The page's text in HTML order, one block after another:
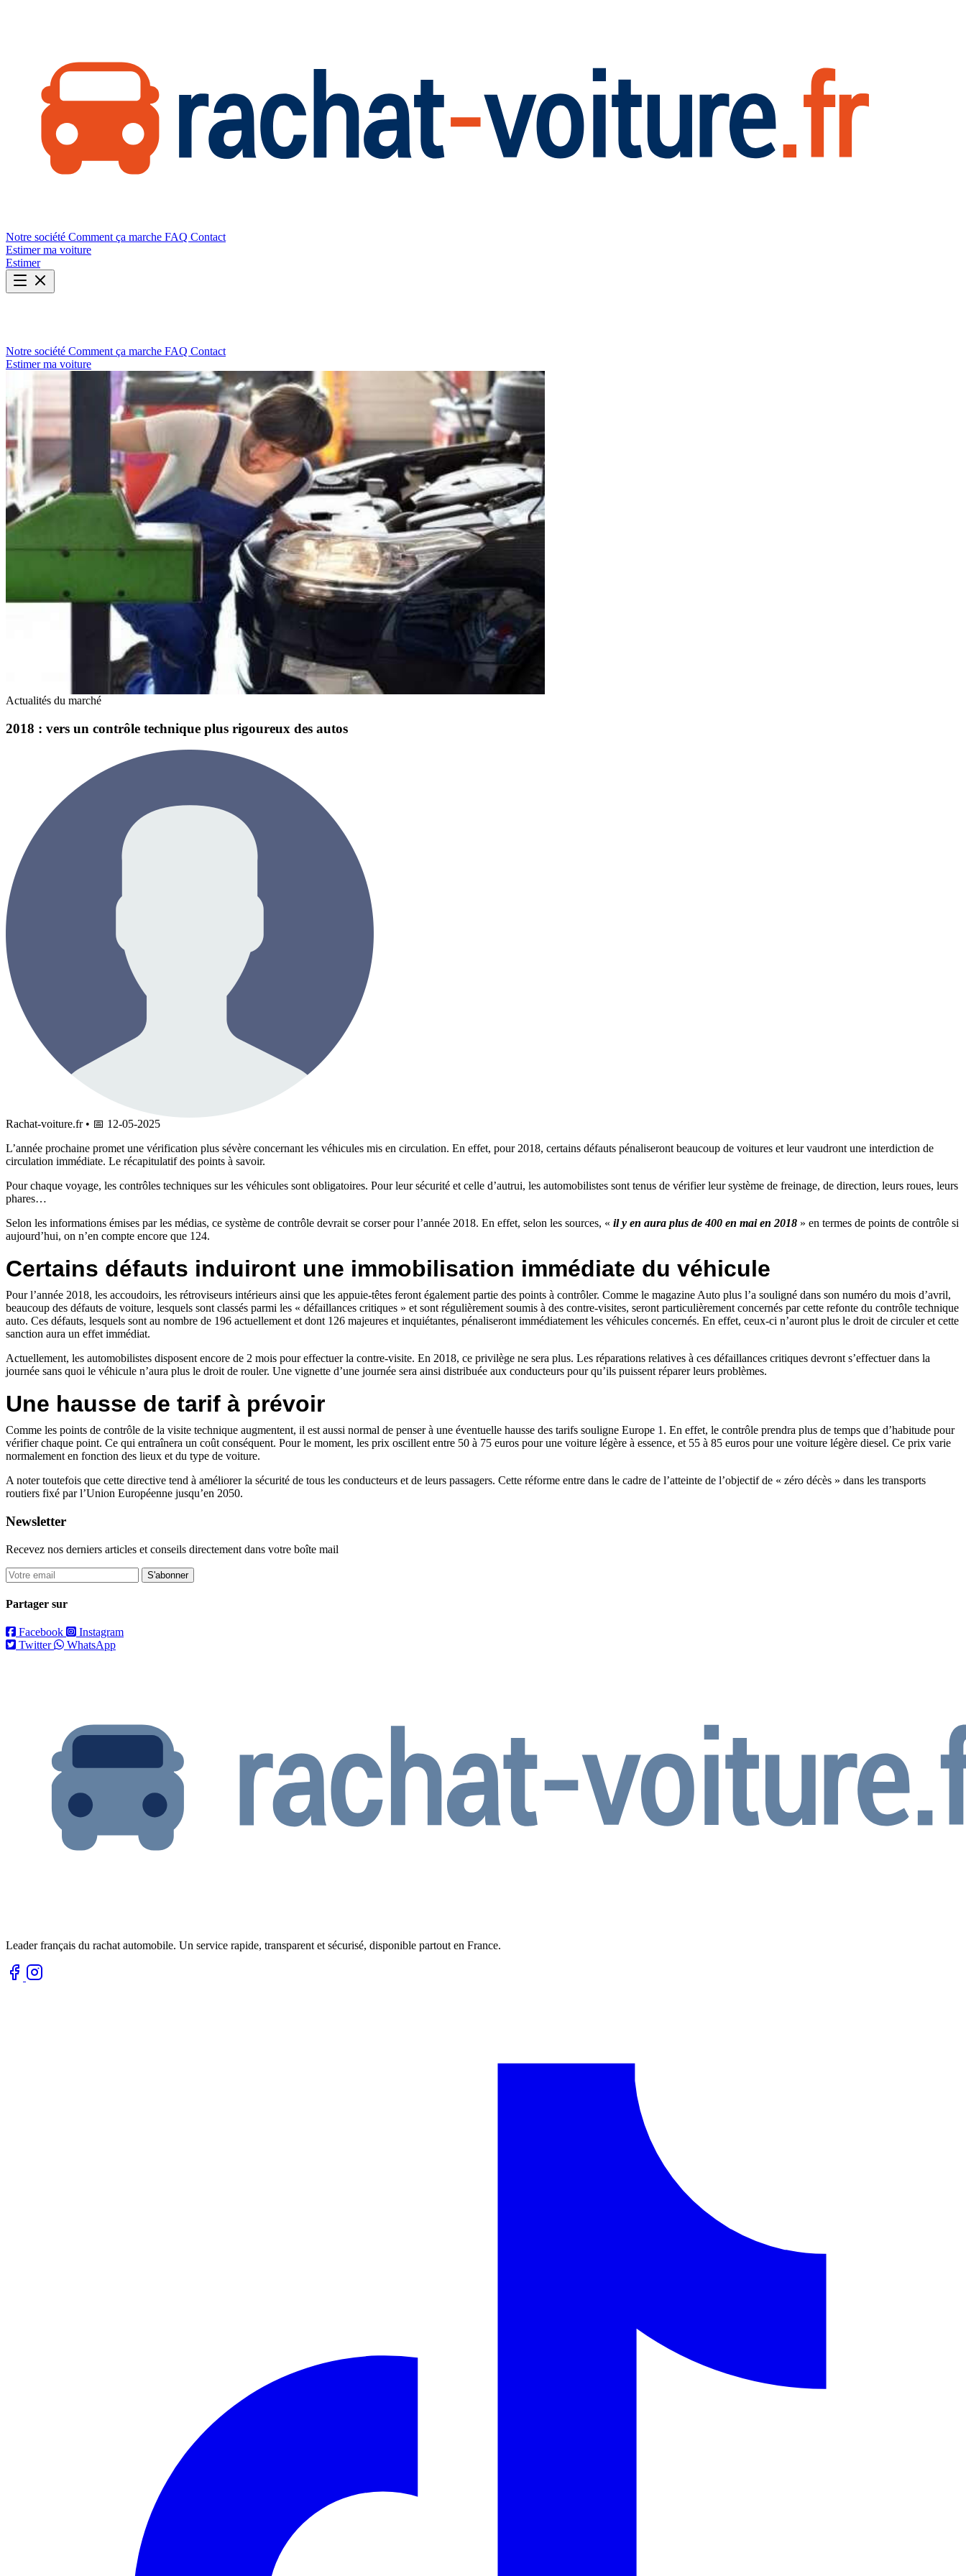
Notre société Comment ça marche FAQ Contact
Estimer ma voiture
Estimer
Notre société Comment ça marche FAQ Contact
Estimer ma voiture
Actualités du marché
2018 : vers un contrôle technique plus rigoureux des autos
Rachat-voiture.fr • 📅 12-05-2025
L’année prochaine promet une vérification plus sévère concernant les véhicules mis en circulation. En effet, pour 2018, certains défauts pénaliseront beaucoup de voitures et leur vaudront une interdiction de
circulation immédiate. Le récapitulatif des points à savoir.
Pour chaque voyage, les contrôles techniques sur les véhicules sont obligatoires. Pour leur sécurité et celle d’autrui, les automobilistes sont tenus de vérifier leur système de freinage, de direction, leurs roues, leurs
phares…
Selon les informations émises par les médias, ce système de contrôle devrait se corser pour l’année 2018. En effet, selon les sources, « il y en aura plus de 400 en mai en 2018 » en termes de points de contrôle si
aujourd’hui, on n’en compte encore que 124.
Certains défauts induiront une immobilisation immédiate du véhicule
Pour l’année 2018, les accoudoirs, les rétroviseurs intérieurs ainsi que les appuie-têtes feront également partie des points à contrôler. Comme le magazine Auto plus l’a souligné dans son numéro du mois d’avril,
beaucoup des défauts de voiture, lesquels sont classés parmi les « défaillances critiques » et sont régulièrement soumis à des contre-visites, seront particulièrement concernés par cette refonte du contrôle technique
auto. Ces défauts, lesquels sont au nombre de 196 actuellement et dont 126 majeures et inquiétantes, pénaliseront immédiatement les véhicules concernés. En effet, ceux-ci n’auront plus le droit de circuler et cette
sanction aura un effet immédiat.
Actuellement, les automobilistes disposent encore de 2 mois pour effectuer la contre-visite. En 2018, ce privilège ne sera plus. Les réparations relatives à ces défaillances critiques devront s’effectuer dans la
journée sans quoi le véhicule n’aura plus le droit de rouler. Une vignette d’une journée sera ainsi distribuée aux conducteurs pour qu’ils puissent réparer leurs problèmes.
Une hausse de tarif à prévoir
Comme les points de contrôle de la visite technique augmentent, il est aussi normal de penser à une éventuelle hausse des tarifs souligne Europe 1. En effet, le contrôle prendra plus de temps que d’habitude pour
vérifier chaque point. Ce qui entraînera un coût conséquent. Pour le moment, les prix oscillent entre 50 à 75 euros pour une voiture légère à essence, et 55 à 85 euros pour une voiture légère diesel. Ce prix varie
normalement en fonction des lieux et du type de voiture.
A noter toutefois que cette directive tend à améliorer la sécurité de tous les conducteurs et de leurs passagers. Cette réforme entre dans le cadre de l’atteinte de l’objectif de « zéro décès » dans les transports
routiers fixé par l’Union Européenne jusqu’en 2050.
Newsletter
Recevez nos derniers articles et conseils directement dans votre boîte mail
S'abonner
Partager sur
Facebook
Instagram
Twitter
WhatsApp
Leader français du rachat automobile. Un service rapide, transparent et sécurisé, disponible partout en France.